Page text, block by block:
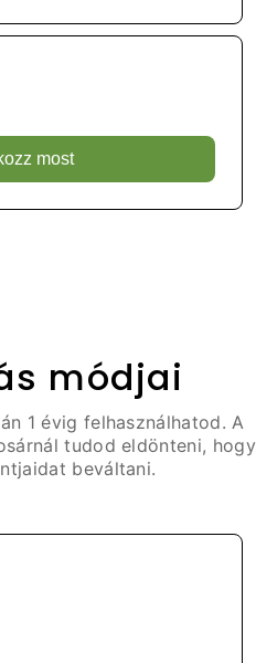
most
módjai
1 évig felhasználhatod. A
tudod eldönteni, hogy
beváltani.